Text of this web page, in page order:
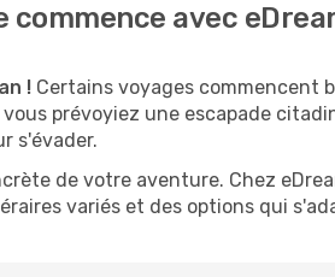
commence avec
! Certains voyages commencent
prévoyiez une escapade
s'évader.
de votre aventure. Chez
variés et des options qui